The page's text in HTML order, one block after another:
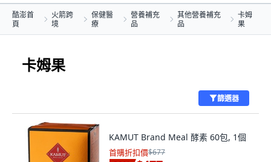
酷澎首
頁
火箭跨
境
保健醫
療
營養補充
品
其他營養補充
品
卡姆
果
卡姆果
篩選器
KAMUT Brand Meal 酵素 60包, 1個
首購折扣價$677